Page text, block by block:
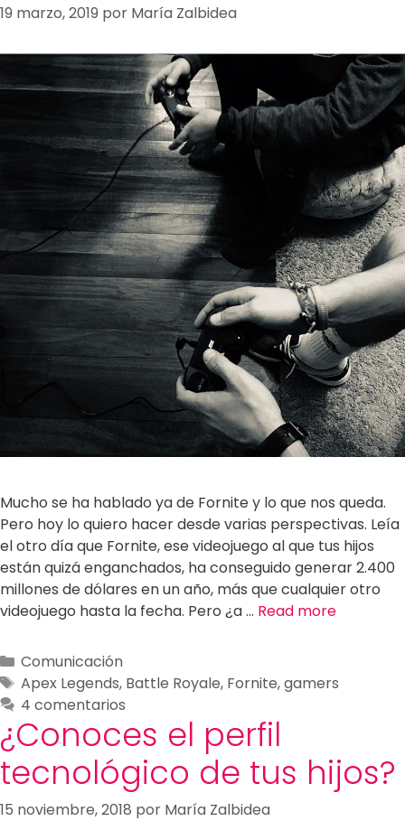
19 marzo, 2019 por María Zalbidea
Mucho se ha hablado ya de Fornite y lo que nos queda.
Pero hoy lo quiero hacer desde varias perspectivas. Leía
el otro día que Fornite, ese videojuego al que tus hijos
están quizá enganchados, ha conseguido generar 2.400
millones de dólares en un año, más que cualquier otro
videojuego hasta la fecha. Pero ¿a … Read more
Comunicación
Apex Legends, Battle Royale, Fornite,gamers
4 comentarios
¿Conoces el perfil
tecnológico de tus hijos?
15 noviembre, 2018 por María Zalbidea